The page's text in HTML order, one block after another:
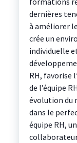
dernières
à améliorer
crée un
individuelle
RH, favorise
de l’équipe
évolution du
dans le
équipe RH,